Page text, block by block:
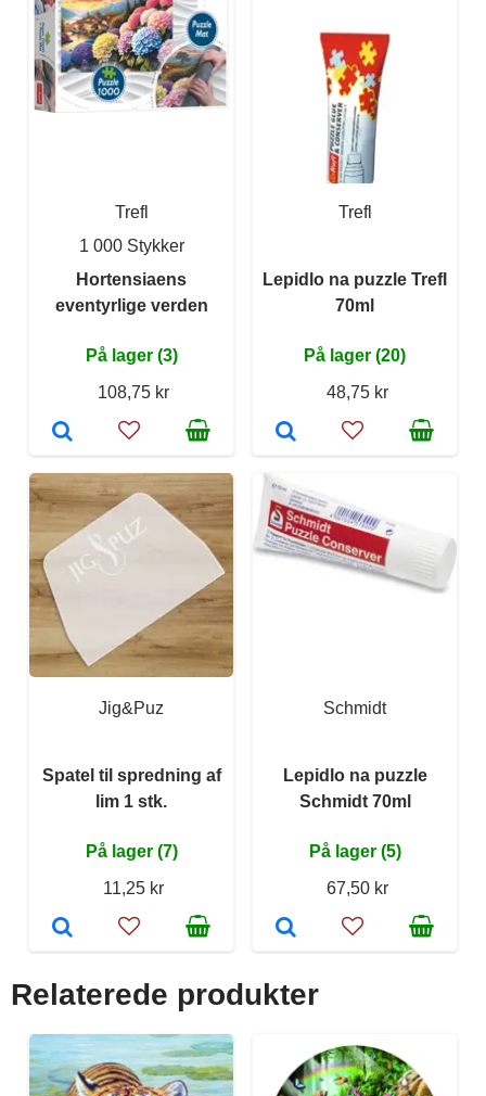
Trefl
1 000 Stykker
Hortensiaens
eventyrlige verden
På lager (3)
108,75 kr
Trefl
Lepidlo na puzzle Trefl
70ml
På lager (20)
48,75 kr
Jig&Puz
Spatel til spredning af
lim 1 stk.
På lager (7)
11,25 kr
Schmidt
Lepidlo na puzzle
Schmidt 70ml
På lager (5)
67,50 kr
Relaterede produkter